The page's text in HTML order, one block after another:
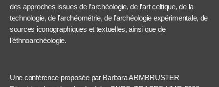
des approches issues de l’archéologie, de l’art celtique, de la
technologie, de l’archéométrie, de l’archéologie expérimentale, de
sources iconographiques et textuelles, ainsi que de
l’éthnoarchéologie.
Une conférence proposée par Barbara ARMBRUSTER